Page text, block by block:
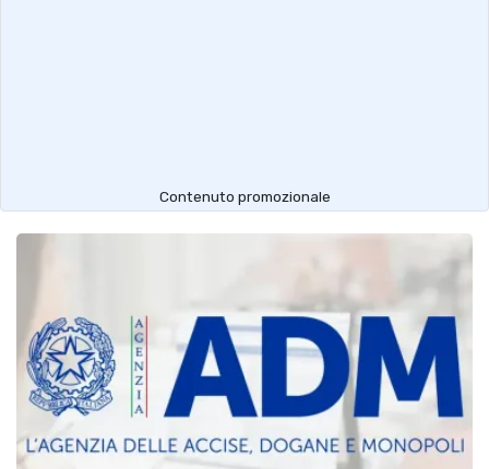
Contenuto promozionale